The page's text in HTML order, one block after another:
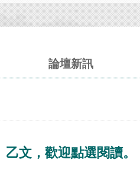
論壇新訊
文，歡迎點選閱讀。